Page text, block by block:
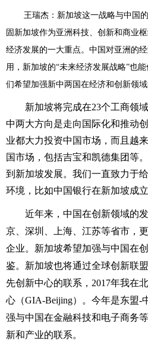
王瑞杰： 新加坡这一战略与中国
固新加坡作为亚洲科技、创新和商业
经济发展的一大重点。中国对亚洲的
用，新加坡的“未来经济发展战略”也
们希望加强新中两国在经济和创新领域
新加坡将完成在23个工商领域
中两大方向是走向国际化和推动
业都大力投资中国市场，而且越
国市场，包括吉宝和凯德集团等
到新加坡发展。我们一直致力于
环境，比如中国银行在新加坡成
近年来，中国在创新领域的发
京、深圳、上海、江苏等省市，
企业。新加坡希望加强与中国在
鉴。新加坡也将通过全球创新联
先创新中心的联系，2017年我在
心（GIA-Beijing）。今年是东盟-
强与中国在金融科技和电子商务
新和产业的联系。